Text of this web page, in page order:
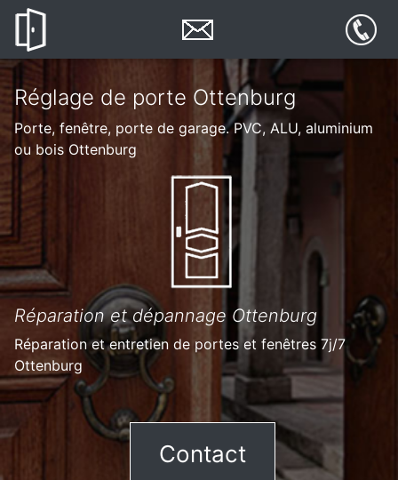
Réglage de porte Ottenburg
Porte, fenêtre, porte de garage. PVC, ALU, aluminium
ou bois Ottenburg
Réparation et dépannage Ottenburg
Réparation et entretien de portes et fenêtres 7j/7
Ottenburg
Contact